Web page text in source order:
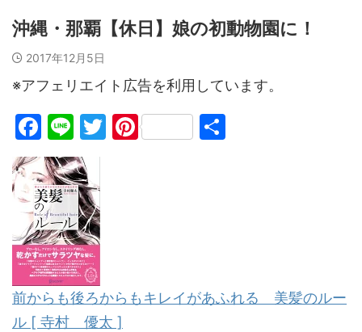
沖縄・那覇【休日】娘の初動物園に！
2017年12月5日
※アフェリエイト広告を利用しています。
F
a
c
e
b
o
o
k
Li
n
e
T Pi
前からも後ろからもキレイがあふれる 美髪のルー
ル [ 寺村 優太 ]